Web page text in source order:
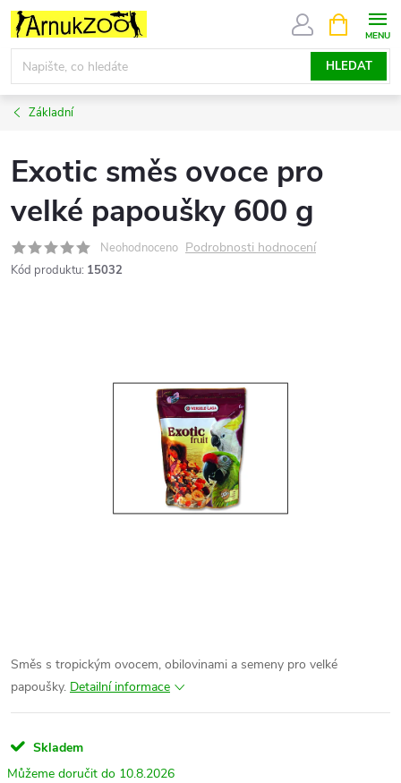
Přejít
obsah
HLEDAT
NÁKUPNÍ
KOŠÍK
Základní
Exotic směs ovoce pro
velké papoušky 600 g
Neohodnoceno Podrobnosti hodnocení
Kód produktu: 15032
Směs s tropickým ovocem, obilovinami a semeny pro velké
papoušky. Detailní informace
Skladem
10.8.2026